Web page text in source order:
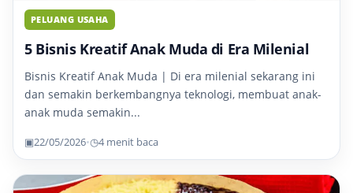
PELUANG USAHA
5 Bisnis Kreatif Anak Muda di Era Milenial
Bisnis Kreatif Anak Muda | Di era milenial sekarang ini
dan semakin berkembangnya teknologi, membuat anak-
anak muda semakin...
▣22/05/2026•◷4 menit baca